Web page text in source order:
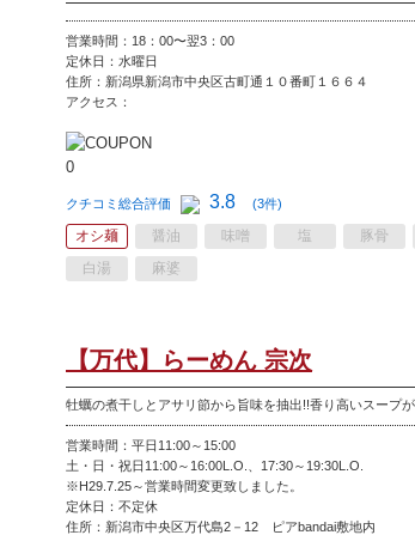
営業時間：18：00〜翌3：00
定休日： 水曜日
住所：新潟県新潟市中央区古町通１０番町１６６４
アクセス：
クチコミ総合評価 3.8 (3件)
オシ麺 醤油 味噌 塩 豚骨
白湯
麻婆
【万代】らーめん 宗次
牡蠣の煮干しとアサリ節から旨味を抽出!!香り高いスープ
営業時間：平日11:00～15:00
土・日・祝日11:00～16:00L.O.、17:30～19:30L.O.
※H29.7.25～営業時間変更致しました。
定休日： 不定休
住所：新潟市中央区万代島2－12 ピアbandai敷地内